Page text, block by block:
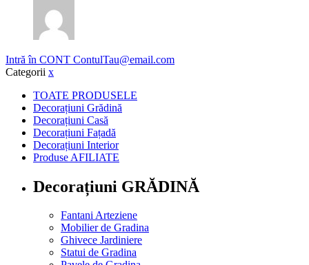
Intră în CONT ContulTau@email.com
Categorii x
TOATE PRODUSELE
Decorațiuni Grădină
Decorațiuni Casă
Decorațiuni Fațadă
Decorațiuni Interior
Produse AFILIATE
Decorațiuni GRĂDINĂ
Fantani Arteziene
Mobilier de Gradina
Ghivece Jardiniere
Statui de Gradina